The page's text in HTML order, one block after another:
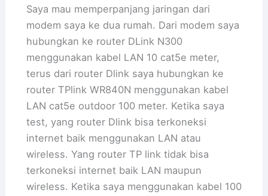
Saya mau memperpanjang jaringan dari
modem saya ke dua rumah. Dari modem saya
hubungkan ke router DLink N300
menggunakan kabel LAN 10 cat5e meter,
terus dari router Dlink saya hubungkan ke
router TPlink WR840N menggunakan kabel
LAN cat5e outdoor 100 meter. Ketika saya
test, yang router Dlink bisa terkoneksi
internet baik menggunakan LAN atau
wireless. Yang router TP link tidak bisa
terkoneksi internet baik LAN maupun
wireless. Ketika saya menggunakan kabel 100